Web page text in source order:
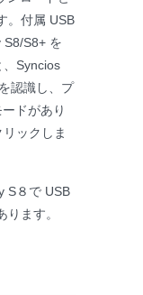
。付属 USB
S8/S8+ を
、Syncios
認識し、プ
ドがあり
リックしま
S８で USB
ます。